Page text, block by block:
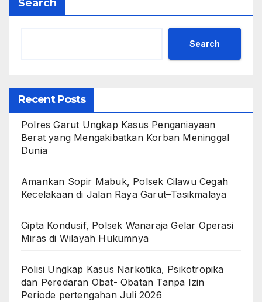
Search
Search
Recent Posts
Polres Garut Ungkap Kasus Penganiayaan
Berat yang Mengakibatkan Korban Meninggal
Dunia
Amankan Sopir Mabuk, Polsek Cilawu Cegah
Kecelakaan di Jalan Raya Garut–Tasikmalaya
Cipta Kondusif, Polsek Wanaraja Gelar Operasi
Miras di Wilayah Hukumnya
Polisi Ungkap Kasus Narkotika, Psikotropika
dan Peredaran Obat- Obatan Tanpa Izin
Periode pertengahan Juli 2026